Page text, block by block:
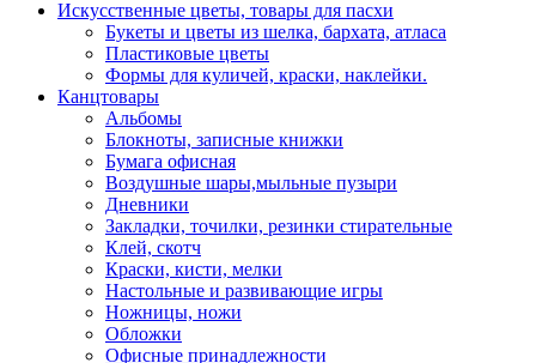
Искусственные цветы, товары для пасхи
Букеты и цветы из шелка, бархата, атласа
Пластиковые цветы
Формы для куличей, краски, наклейки.
Канцтовары
Альбомы
Блокноты, записные книжки
Бумага офисная
Воздушные шары,мыльные пузыри
Дневники
Закладки, точилки, резинки стирательные
Клей, скотч
Краски, кисти, мелки
Настольные и развивающие игры
Ножницы, ножи
Обложки
Офисные принадлежности